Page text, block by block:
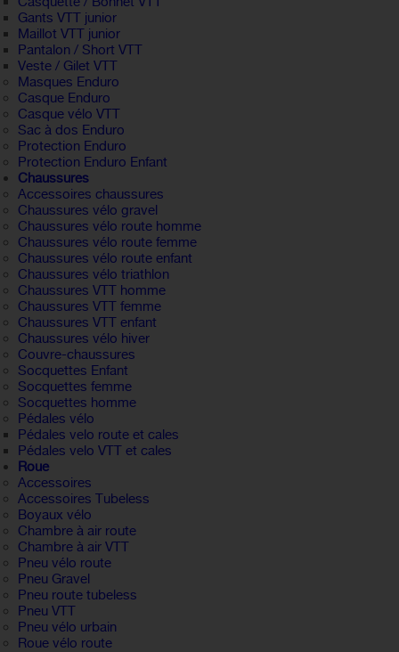
Gants VTT junior
Maillot VTT junior
Pantalon / Short VTT
Veste / Gilet VTT
Masques Enduro
Casque Enduro
Casque vélo VTT
Sac à dos Enduro
Protection Enduro
Protection Enduro Enfant
Chaussures
Accessoires chaussures
Chaussures vélo gravel
Chaussures vélo route homme
Chaussures vélo route femme
Chaussures vélo route enfant
Chaussures vélo triathlon
Chaussures VTT homme
Chaussures VTT femme
Chaussures VTT enfant
Chaussures vélo hiver
Couvre-chaussures
Socquettes Enfant
Socquettes femme
Socquettes homme
Pédales vélo
Pédales velo route et cales
Pédales velo VTT et cales
Roue
Accessoires
Accessoires Tubeless
Boyaux vélo
Chambre à air route
Chambre à air VTT
Pneu vélo route
Pneu Gravel
Pneu route tubeless
Pneu VTT
Pneu vélo urbain
Roue vélo route